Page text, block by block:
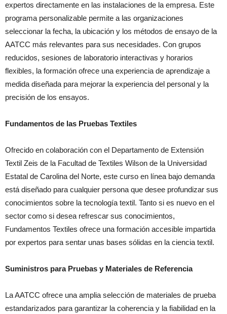
expertos directamente en las instalaciones de la empresa. Este
programa personalizable permite a las organizaciones
seleccionar la fecha, la ubicación y los métodos de ensayo de la
AATCC más relevantes para sus necesidades. Con grupos
reducidos, sesiones de laboratorio interactivas y horarios
flexibles, la formación ofrece una experiencia de aprendizaje a
medida diseñada para mejorar la experiencia del personal y la
precisión de los ensayos.
Fundamentos de las Pruebas Textiles
Ofrecido en colaboración con el Departamento de Extensión
Textil Zeis de la Facultad de Textiles Wilson de la Universidad
Estatal de Carolina del Norte, este curso en línea bajo demanda
está diseñado para cualquier persona que desee profundizar sus
conocimientos sobre la tecnología textil. Tanto si es nuevo en el
sector como si desea refrescar sus conocimientos,
Fundamentos Textiles ofrece una formación accesible impartida
por expertos para sentar unas bases sólidas en la ciencia textil.
Suministros para Pruebas y Materiales de Referencia
La AATCC ofrece una amplia selección de materiales de prueba
estandarizados para garantizar la coherencia y la fiabilidad en la